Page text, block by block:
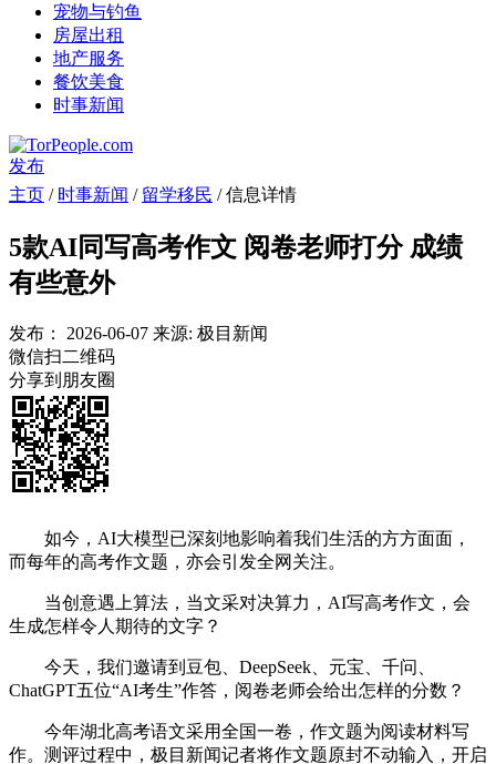
宠物与钓鱼
房屋出租
地产服务
餐饮美食
时事新闻
发布
主页 / 时事新闻 / 留学移民 / 信息详情
5款AI同写高考作文 阅卷老师打分 成绩
有些意外
发布： 2026-06-07 来源: 极目新闻
微信扫二维码
分享到朋友圈
如今，AI大模型已深刻地影响着我们生活的方方面面，
而每年的高考作文题，亦会引发全网关注。
当创意遇上算法，当文采对决算力，AI写高考作文，会
生成怎样令人期待的文字？
今天，我们邀请到豆包、DeepSeek、元宝、千问、
ChatGPT五位“AI考生”作答，阅卷老师会给出怎样的分数？
今年湖北高考语文采用全国一卷，作文题为阅读材料写
作。测评过程中，极目新闻记者将作文题原封不动输入，开启